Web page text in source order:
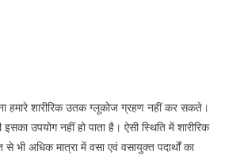
हमारे शारीरिक उतक ग्लूकोज ग्रहण नहीं कर सकते।
उपयोग नहीं हो पाता है। ऐसी स्थिति में शारीरिक
अधिक मात्रा में वसा एवं वसायुक्त पदार्थों का